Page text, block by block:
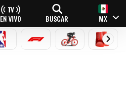
EN VIVO BUSCAR MX
NBA FÓRMULA 1CICLISMOBOXEO